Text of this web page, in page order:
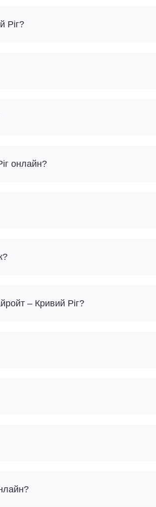
Ріг?
онлайн?
– Кривий Ріг?